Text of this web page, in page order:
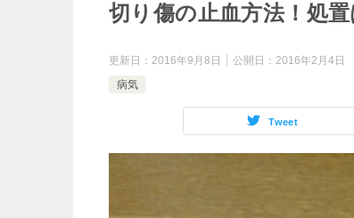
切り傷の止血方法！処
更新日： 2016年9月8日 公開日： 2016年2月4日
病気
Tweet